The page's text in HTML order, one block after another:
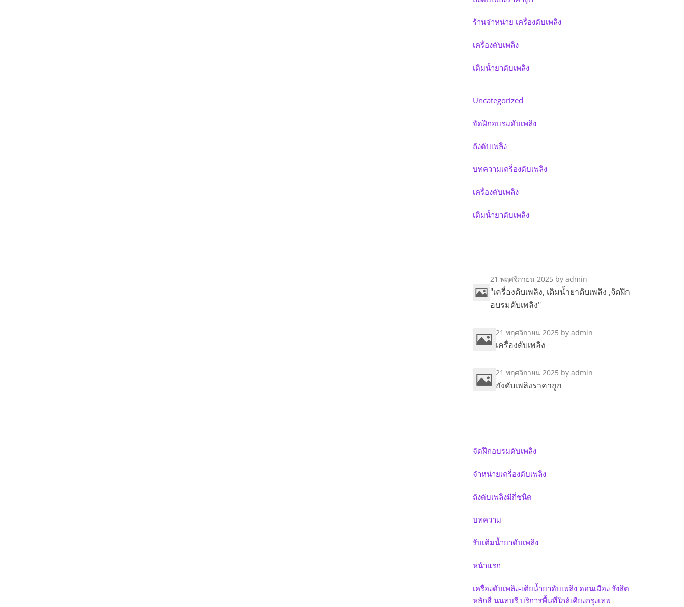
ร้านจำหน่าย เครื่องดับเพลิง
เครื่องดับเพลิง
เติมน้ำยาดับเพลิง
Uncategorized
จัดฝึกอบรมดับเพลิง
ถังดับเพลิง
บทความเครื่องดับเพลิง
เครื่องดับเพลิง
เติมน้ำยาดับเพลิง
21 พฤศจิกายน 2025 by admin
"เครื่องดับเพลิง, เติมน้ำยาดับเพลิง ,จัดฝึก
อบรมดับเพลิง"
21 พฤศจิกายน 2025 by admin
เครื่องดับเพลิง
21 พฤศจิกายน 2025 by admin
ถังดับเพลิงราคาถูก
จัดฝึกอบรมดับเพลิง
จำหน่ายเครื่องดับเพลิง
ถังดับเพลิงมีกี่ชนิด
บทความ
รับเติมน้ำยาดับเพลิง
หน้าแรก
เครื่องดับเพลิง-เติยน้ำยาดับเพลิง ดอนเมือง รังสิต
หลักสี่ นนทบรี บริการพื้นที่ใกล้เคียงกรุงเทพ